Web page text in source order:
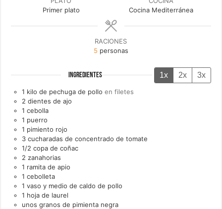
Primer plato
Cocina Mediterránea
RACIONES
5 personas
INGREDIENTES 1x 2x 3x
1 kilo de pechuga de pollo en filetes
2 dientes de ajo
1 cebolla
1 puerro
1 pimiento rojo
3 cucharadas de concentrado de tomate
1/2 copa de coñac
2 zanahorias
1 ramita de apio
1 cebolleta
1 vaso y medio de caldo de pollo
1 hoja de laurel
unos granos de pimienta negra